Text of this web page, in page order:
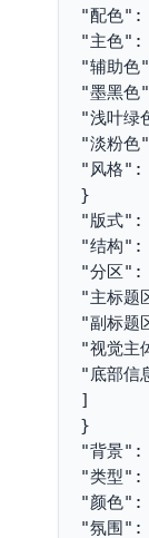
"配色
"主色":
"辅助
"墨黑色"
"浅叶绿
"淡粉色
"风格":
}
"版式
"结构":
"分区
"主标题
"副标题
"视觉主
"底部信
]
}
"背景
"类型":
"颜色":
"氛围":